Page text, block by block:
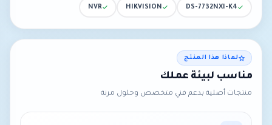
DS-7732NXI-K4
HIKVISION
NVR
لماذا هذا المنتج
مناسب لبيئة عملك
منتجات أصلية بدعم فني متخصص وحلول مرنة